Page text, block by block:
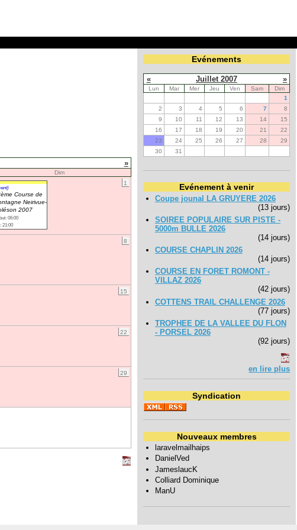
»
Dim
1
Course de
Neirivue-
2007
06:00
21:00
8
15
22
29
Evénements
« Juillet 2007 »
Lun Mar Mer Jeu Ven Sam
Dim
1
2
3 4 5 6 7
8
9
10 11 12 13 14
15
16
17 18 19 20 21
22
23
24 25 26 27 28
29
30
31
Evénement à venir
Coupe jounal LA GRUYERE 2026
(13 jours)
SOIREE POPULAIRE SUR PISTE -
5000m BULLE 2026
(14 jours)
COURSE CHAPLIN 2026
(14 jours)
COURSE EN FORET ROMONT -
VILLAZ 2026
(42 jours)
COTTENS TRAIL CHALLENGE 2026
(77 jours)
TROPHEE DE LA VALLEE DU FLON
- PORSEL 2026
(92 jours)
en lire plus
Syndication
Nouveaux membres
laravelmailhaips
DanielVed
JameslaucK
Colliard Dominique
ManU